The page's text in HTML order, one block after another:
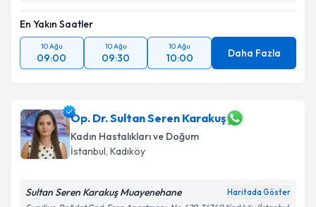
En Yakın Saatler
10 Ağu
09:00
10 Ağu
09:30
10 Ağu
10:00 Daha Fazla
Op. Dr. Sultan Seren Karakuş
Kadın Hastalıkları ve Doğum
İstanbul, Kadıköy
Sultan Seren Karakuş Muayenehane Haritada Göster